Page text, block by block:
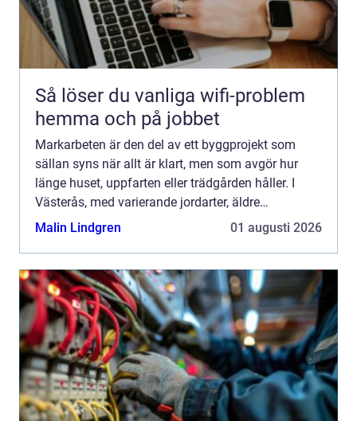
Så löser du vanliga wifi-problem
hemma och på jobbet
Markarbeten är den del av ett byggprojekt som
sällan syns när allt är klart, men som avgör hur
länge huset, uppfarten eller trädgården håller. I
Västerås, med varierande jordarter, äldre
bostadsområden och många nybyggen, ställs
Malin Lindgren 01 augusti 2026